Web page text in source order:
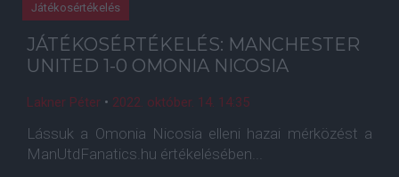
Játékosértékelés
JÁTÉKOSÉRTÉKELÉS: MANCHESTER
UNITED 1-0 OMONIA NICOSIA
Lakner Péter • 2022. október. 14. 14:35
Lássuk a Omonia Nicosia elleni hazai mérközést a
ManUtdFanatics.hu értékelésében...